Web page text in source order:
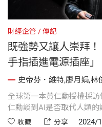
財經企管 傳記
既強勢又讓人崇拜
手指插進電源插座」
史帝芬．維特,廖月娟,林
全球第一本黃仁勳授權採
仁勳談到AI是否取代人類
性，但他向我保證，人類被
收藏 分享 2024/